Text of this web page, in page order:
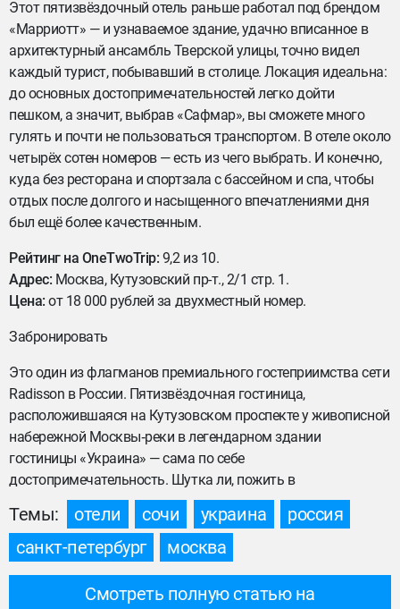
Этот пятизвёздочный отель раньше работал под брендом
«Марриотт» — и узнаваемое здание, удачно вписанное в
архитектурный ансамбль Тверской улицы, точно видел
каждый турист, побывавший в столице. Локация идеальна:
до основных достопримечательностей легко дойти
пешком, а значит, выбрав «Сафмар», вы сможете много
гулять и почти не пользоваться транспортом. В отеле около
четырёх сотен номеров — есть из чего выбрать. И конечно,
куда без ресторана и спортзала с бассейном и спа, чтобы
отдых после долгого и насыщенного впечатлениями дня
был ещё более качественным.
Рейтинг на OneTwoTrip: 9,2 из 10.
Адрес: Москва, Кутузовский пр-т., 2/1 стр. 1.
Цена:от 18 000 рублей за двухместный номер.
Забронировать
Это один из флагманов премиального гостеприимства сети
Radisson в России. Пятизвёздочная гостиница,
расположившаяся на Кутузовском проспекте у живописной
набережной Москвы‑реки в легендарном здании
гостиницы «Украина» — сама по себе
достопримечательность. Шутка ли, пожить в
Темы: отели сочи украина
россия
санкт-петербург
москва
Смотреть полную статью на